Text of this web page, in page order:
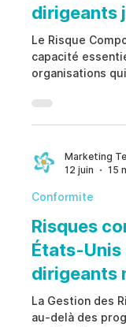
dirigeants
Le Risque
capacité
organisations
vulnérabilités
survienne.
violation, le
des indicateurs
Marketing
12 juin
15
Conformite
Risques
États-Unis
dirigeants
La Gestion des
au-delà des